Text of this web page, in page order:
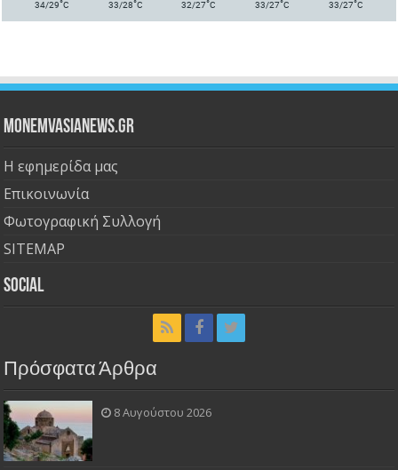
34/29°C 33/28°C 32/27°C 33/27°C 33/27°C
Monemvasianews.gr
Η εφημερίδα μας
Επικοινωνία
Φωτογραφική Συλλογή
SITEMAP
Social
Πρόσφατα Άρθρα
8 Αυγούστου 2026